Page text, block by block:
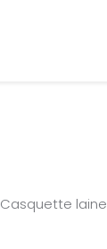
Casquette laine